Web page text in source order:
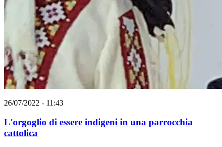
26/07/2022 - 11:43
L'orgoglio di essere indigeni in una parrocchia
cattolica